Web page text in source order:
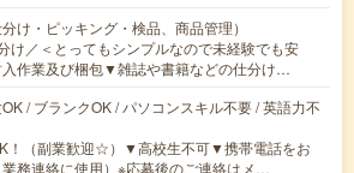
け・ピッキング・検品、商品管理）
け／＜とってもシンプルなので未経験でも安
作業及び梱包▼雑誌や書籍などの仕分け…
/ ブランクOK / パソコンスキル不要 / 英語力不
！（副業歓迎☆）▼高校生不可▼携帯電話をお
務連絡に使用）※応募後のご連絡はメ…